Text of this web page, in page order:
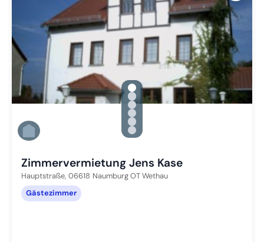
gallery.slide_selector
Zu Slide 1 wechseln
Zu Slide 2 wechseln
Zu Slide 3 wechseln
Zu Slide 4 wechseln
Zu Slide 5 wechseln
Zu Slide 6 wechseln
Zimmervermietung Jens Kase
Hauptstraße, 06618 Naumburg OT Wethau
Gästezimmer